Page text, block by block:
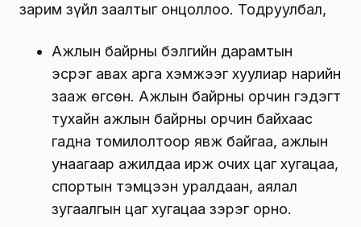
зарим зүйл заалтыг онцоллоо. Тодруулбал,
Ажлын байрны бэлгийн дарамтын
эсрэг авах арга хэмжээг хуулиар нарийн
зааж өгсөн. Ажлын байрны орчин гэдэгт
тухайн ажлын байрны орчин байхаас
гадна томилолтоор явж байгаа, ажлын
унаагаар ажилдаа ирж очих цаг хугацаа,
спортын тэмцээн уралдаан, аялал
зугаалгын цаг хугацаа зэрэг орно.